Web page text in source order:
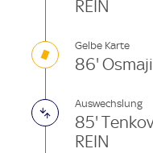
REIN
Gelbe Karte
86'
Auswechslung
85'
REIN